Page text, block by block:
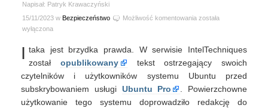
Napisał: Patryk Krawaczyński
15/11/2023 w Bezpieczeństwo Możliwość komentowania Niektóre
Ubuntu
nie
wszystkich
łatek
bezpieczeństwa
została
wyłączona
I taka jest brzydka prawda. W serwisie IntelTechniques
został opublikowany
tekst ostrzegający swoich
czytelników i użytkowników systemu Ubuntu przed
subskrybowaniem usługi Ubuntu Pro
. Powierzchowne
użytkowanie tego systemu doprowadziło redakcję do